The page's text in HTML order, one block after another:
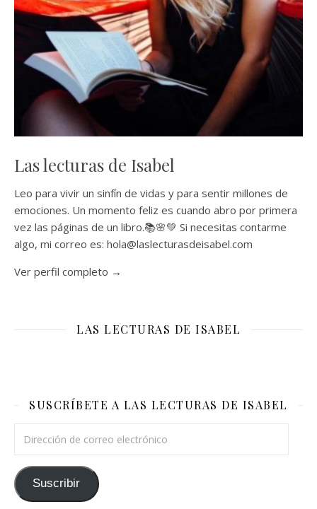
Las lecturas de Isabel
Leo para vivir un sinfín de vidas y para sentir millones de
emociones. Un momento feliz es cuando abro por primera
vez las páginas de un libro.📚🌸💚 Si necesitas contarme
algo, mi correo es: hola@laslecturasdeisabel.com
Ver perfil completo →
LAS LECTURAS DE ISABEL
SUSCRÍBETE A LAS LECTURAS DE ISABEL
Suscribir